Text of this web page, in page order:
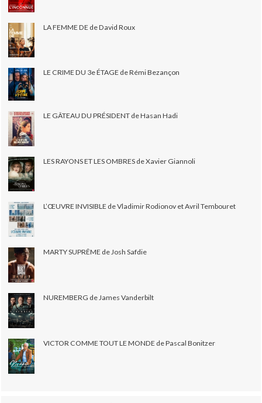
LA FEMME DE de David Roux
LE CRIME DU 3e ÉTAGE de Rémi Bezançon
LE GÂTEAU DU PRÉSIDENT de Hasan Hadi
LES RAYONS ET LES OMBRES de Xavier Giannoli
L’ŒUVRE INVISIBLE de Vladimir Rodionov et Avril Tembouret
MARTY SUPRÊME de Josh Safdie
NUREMBERG de James Vanderbilt
VICTOR COMME TOUT LE MONDE de Pascal Bonitzer